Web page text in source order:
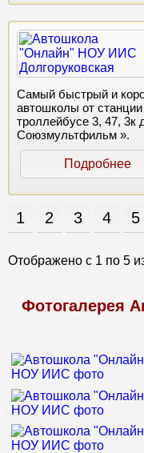
Самый быстрый и
автошколы от
троллейбусе 3, 47, 3к
Союзмультфильм ».
Подробнее
1 2 3 4 5
Отображено с 1 по 5
Фотогалерея